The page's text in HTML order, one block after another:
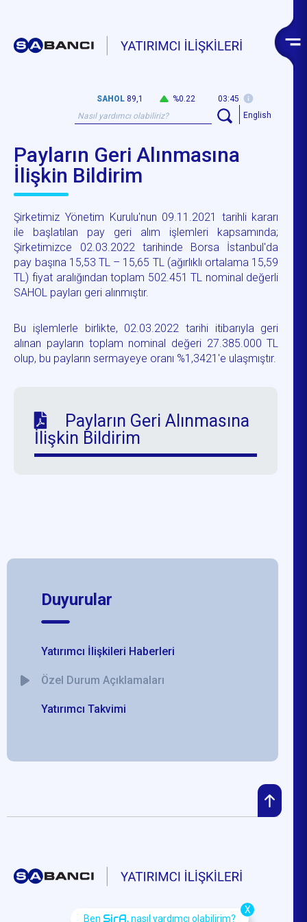
SAHOL 89,1 %0.22
03:45
English
Payların Geri Alınmasına
İlişkin Bildirim
Şirketimiz Yönetim Kurulu'nun 09.11.2021 tarihli kararı
ile başlatılan pay geri alım işlemleri kapsamında;
Şirketimizce 02.03.2022 tarihinde Borsa İstanbul'da
pay başına 15,53 TL – 15,65 TL (ağırlıklı ortalama 15,59
TL) fiyat aralığından toplam 502.451 TL nominal değerli
SAHOL payları geri alınmıştır.
Bu işlemlerle birlikte, 02.03.2022 tarihi itibarıyla geri
alınan payların toplam nominal değeri 27.385.000 TL
olup, bu payların sermayeye oranı %1,3421'e ulaşmıştır.
Payların Geri Alınmasına
İlişkin Bildirim
Duyurular
Yatırımcı İlişkileri Haberleri
Özel Durum Açıklamaları
Yatırımcı Takvimi
Ben SirA, nasıl yardımcı olabilirim?
X